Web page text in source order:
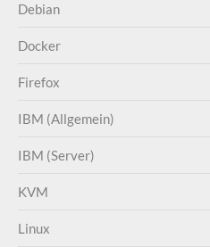
Debian
Docker
Firefox
IBM (Allgemein)
IBM (Server)
KVM
Linux